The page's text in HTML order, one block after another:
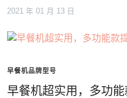
2021 年 01 月 13 日
早餐机品牌型号
早餐机超实用，多功